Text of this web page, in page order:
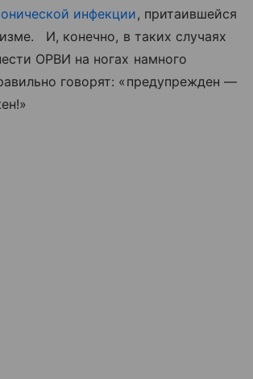
инфекции, притаившейся
И, конечно, в таких случаях
ОРВИ на ногах намного
говорят: «предупрежден —